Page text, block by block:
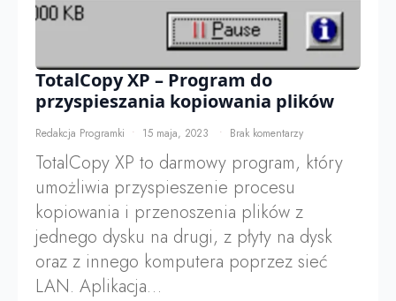
TotalCopy XP – Program do
przyspieszania kopiowania plików
Redakcja Programki 15 maja, 2023 Brak komentarzy
TotalCopy XP to darmowy program, który
umożliwia przyspieszenie procesu
kopiowania i przenoszenia plików z
jednego dysku na drugi, z płyty na dysk
oraz z innego komputera poprzez sieć
LAN. Aplikacja…